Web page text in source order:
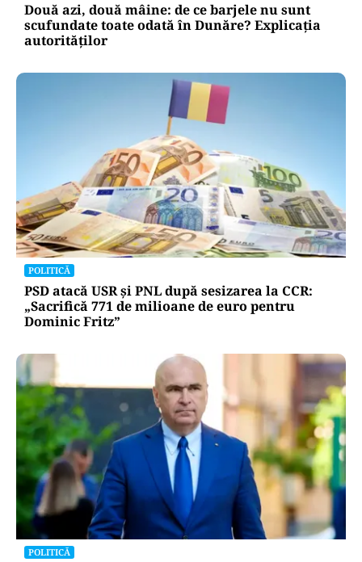
Două azi, două mâine: de ce barjele nu sunt
scufundate toate odată în Dunăre? Explicația
autorităților
POLITICĂ
PSD atacă USR și PNL după sesizarea la CCR:
„Sacrifică 771 de milioane de euro pentru
Dominic Fritz”
POLITICĂ